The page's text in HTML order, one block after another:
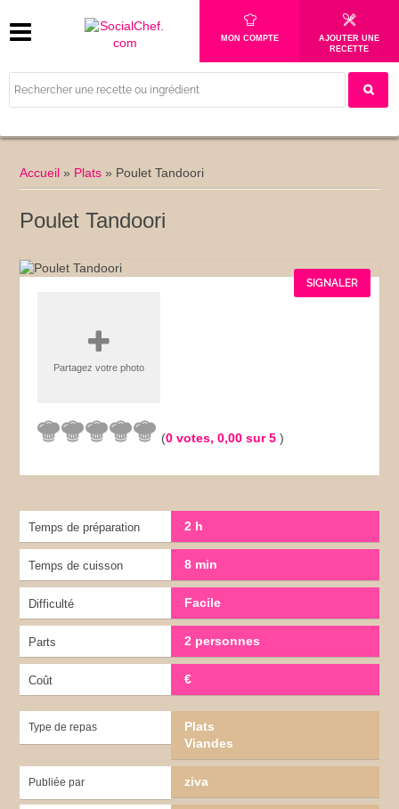
MON COMPTE
AJOUTER UNE
RECETTE
Accueil » Plats » Poulet Tandoori
Poulet Tandoori
SIGNALER
Partagez votre photo
(0 votes,0,00 sur 5)
Temps de préparation 2 h
Temps de cuisson 8 min
Difficulté Facile
Parts 2 personnes
Coût €
Type de repas
Plats
Viandes
Publiée par ziva